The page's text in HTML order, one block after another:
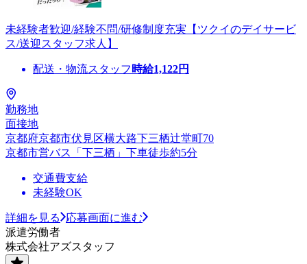
未経験者歓迎/経験不問/研修制度充実【ツクイのデイサービ
ス/送迎スタッフ求人】
配送・物流スタッフ 時給1,122円
勤務地
面接地
京都府京都市伏見区横大路下三栖辻堂町70
京都市営バス「下三栖」下車徒歩約5分
交通費支給
未経験OK
詳細を見る
応募画面に進む
派遣労働者
株式会社アズスタッフ